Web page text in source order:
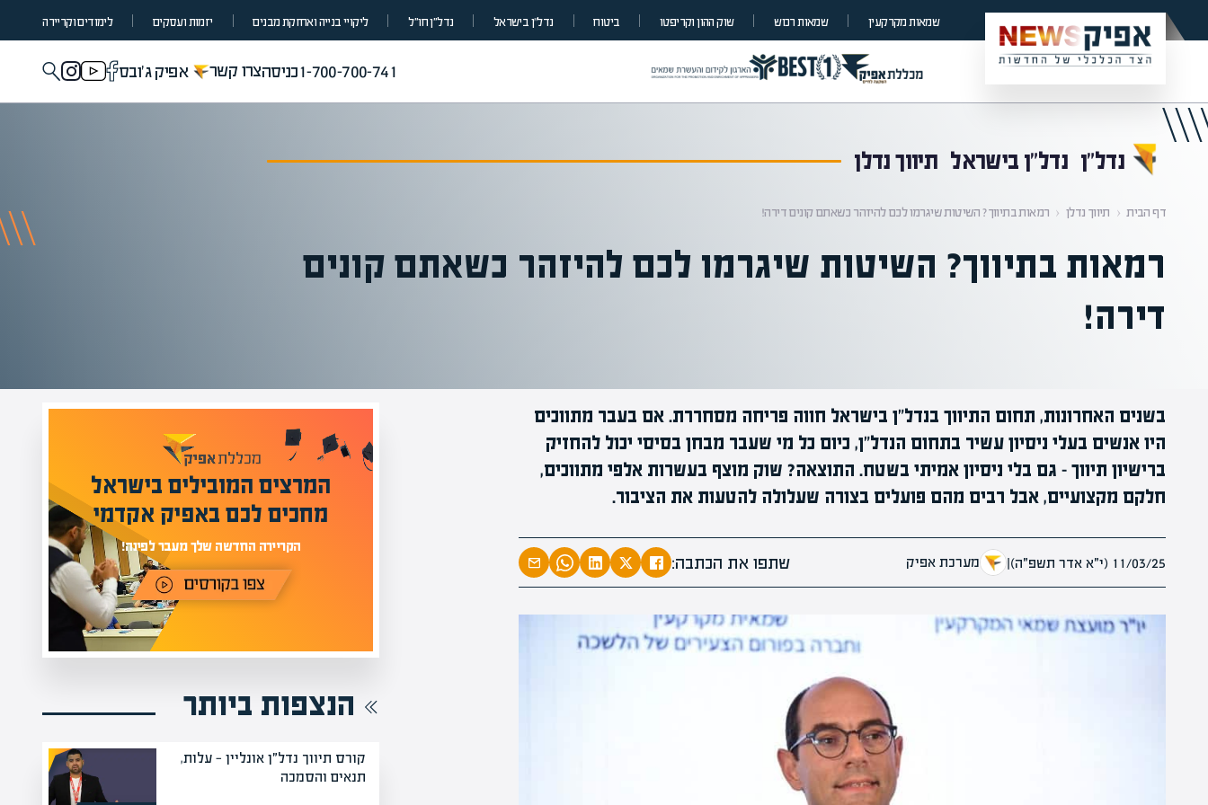
שמאות מקרקעין שמאות רכוש שוק ההון וקריפטו ביטוח נדל”ן בישראל נדל״ן חו״ל ליקויי בנייה ואחזקת מבנים יזמות ועסקים לימודים וקריירה
1-700-700-741כניסהצרו קשר אפיק ג'ובס
נדל”ן נדל”ן בישראל תיווך נדלן
דף הבית ‹ תיווך נדלן ‹ רמאות בתיווך? השיטות שיגרמו לכם להיזהר כשאתם קונים דירה!
רמאות בתיווך? השיטות שיגרמו לכם להיזהר כשאתם קונים
דירה!
בשנים האחרונות, תחום התיווך בנדל"ן בישראל חווה פריחה מסחררת. אם בעבר מתווכים
היו אנשים בעלי ניסיון עשיר בתחום הנדל"ן, כיום כל מי שעבר מבחן בסיסי יכול להחזיק
ברישיון תיווך – גם בלי ניסיון אמיתי בשטח. התוצאה? שוק מוצף בעשרות אלפי מתווכים,
חלקם מקצועיים, אבל רבים מהם פועלים בצורה שעלולה להטעות את הציבור.
11/03/25 (י״א אדר תשפ״ה) | מערכת אפיק שתפו את הכתבה:
המרצים המובילים בישראל
מחכים לכם באפיק אקדמי
הקריירה החדשה שלך מעבר לפינה!
מומחים בהערכת שווי
מעל 1000 מומחים
בהערכות שווי
מחכים לכם באתר
הנצפות ביותר
קורס תיווך נדל״ן אונליין — עלות,
תנאים והסמכה